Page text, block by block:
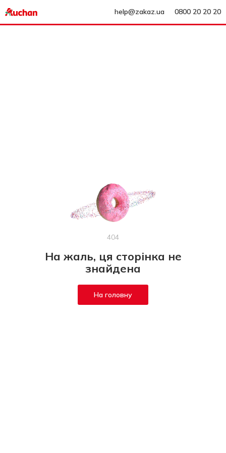
help@zakaz.ua 0800 20 20 20
404
На жаль, ця сторінка не
знайдена
На головну